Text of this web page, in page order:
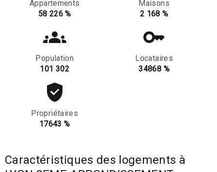
Appartements
58 226 %
Maisons
2 168 %
Population
101 302
Locataires
34868 %
Propriétaires
17643 %
Caractéristiques des logements à